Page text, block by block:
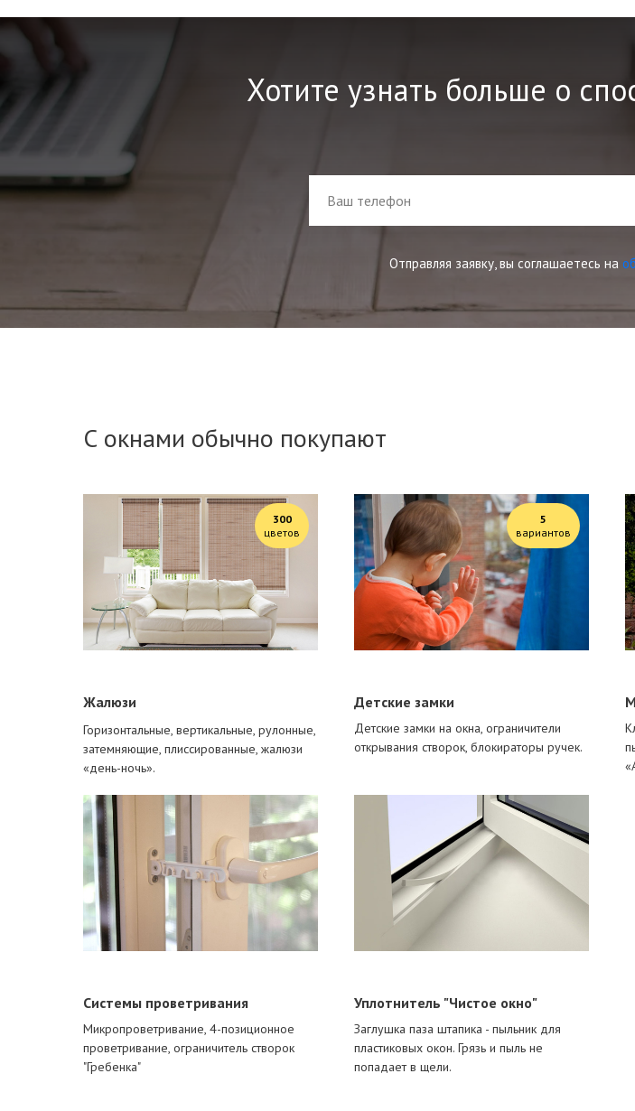
Хотите узнать больше о
Отправляя заявку, вы соглашаетесь на
С окнами обычно покупают
300
цветов
Жалюзи
Горизонтальные, вертикальные, рулонные,
затемняющие, плиссированные, жалюзи
«день-ночь».
5
вариантов
Детские замки
Детские замки на окна, ограничители
открывания створок, блокираторы ручек.
Системы проветривания
Микропроветривание, 4-позиционное
проветривание, ограничитель створок
"Гребенка"
Уплотнитель "Чистое окно"
Заглушка паза штапика - пыльник для
пластиковых окон. Грязь и пыль не
попадает в щели.